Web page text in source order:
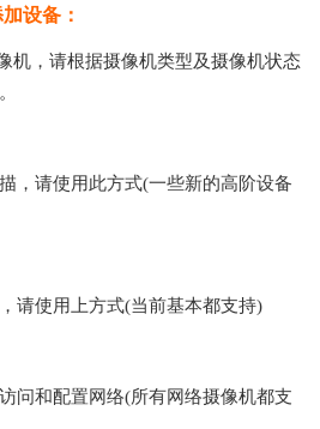
设备：
机，请根据摄像机类型及摄像机状态
，请使用此方式(一些新的高阶设备
请使用上方式(当前基本都支持)
问和配置网络(所有网络摄像机都支